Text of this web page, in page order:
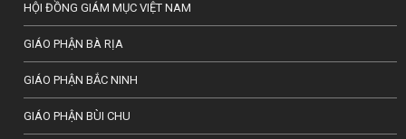
HỘI ĐỒNG GIÁM MỤC VIỆT NAM
GIÁO PHẬN BÀ RỊA
GIÁO PHẬN BẮC NINH
GIÁO PHẬN BÙI CHU